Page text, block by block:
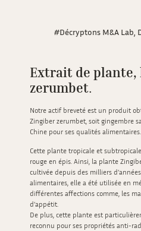
#Décryptons M&A Lab
Extrait de plante,
zerumbet.
Notre actif breveté est un produit
Zingiber zerumbet, soit gingembre
Chine pour ses qualités alimentaires.
Cette plante tropicale et
rouge en épis. Ainsi, la plante
cultivée depuis des milliers
alimentaires, elle a été utilisée en
différentes affections comme, les
d’appétit.
De plus, cette plante est
reconnu pour ses propriétés anti-